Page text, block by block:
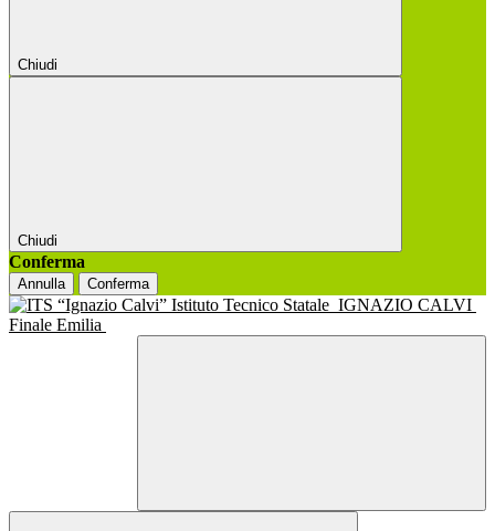
Chiudi
Chiudi
Conferma
Annulla Conferma
Istituto Tecnico Statale IGNAZIO CALVI
Finale Emilia